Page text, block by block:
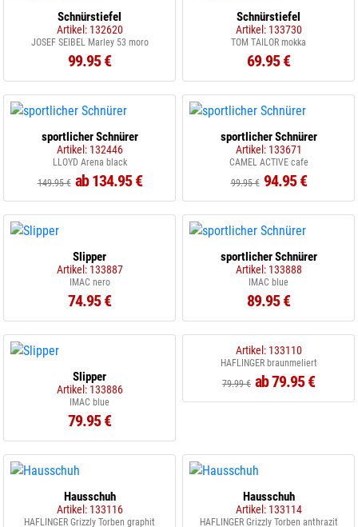
Schnürstiefel
Artikel: 132620
JOSEF SEIBEL Marley 53 moro
99.95 €
Schnürstiefel
Artikel: 133730
TOM TAILOR mokka
69.95 €
sportlicher Schnürer
Artikel: 132446
LLOYD Arena black
149.95 € ab 134.95 €
sportlicher Schnürer
Artikel: 133671
CAMEL ACTIVE cafe
99.95 € 94.95 €
Slipper
Artikel: 133887
IMAC nero
74.95 €
sportlicher Schnürer
Artikel: 133888
IMAC blue
89.95 €
Slipper
Artikel: 133886
IMAC blue
79.95 €
Artikel: 133110
HAFLINGER braunmeliert
79.99 € ab 79.95 €
Hausschuh
Artikel: 133116
HAFLINGER Grizzly Torben graphit
Hausschuh
Artikel: 133114
HAFLINGER Grizzly Torben anthrazit